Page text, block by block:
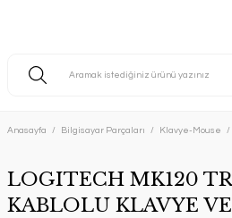
Anasayfa Bilgisayar Parçaları Klavye-Mouse
LOGITECH MK120
KABLOLU KLAVYE